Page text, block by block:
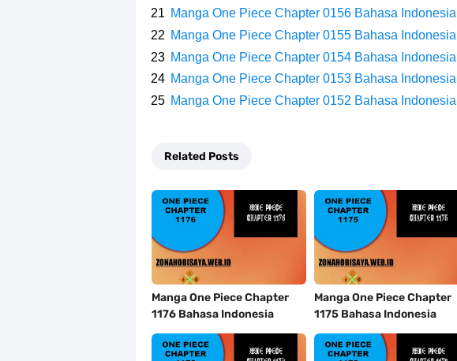
Manga One Piece Chapter 0156 Bahasa Indonesia
Manga One Piece Chapter 0155 Bahasa Indonesia
Manga One Piece Chapter 0154 Bahasa Indonesia
Manga One Piece Chapter 0153 Bahasa Indonesia
Manga One Piece Chapter 0152 Bahasa Indonesia
Related Posts
Manga One Piece Chapter
1176 Bahasa Indonesia
Manga One Piece Chapter
1175 Bahasa Indonesia